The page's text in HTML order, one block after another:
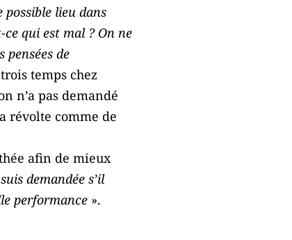
lieu dans
ce qui est mal ? On ne
pensées de
temps chez
n’a pas demandé
révolte comme de
afin de mieux
demandée s’il
performance ».